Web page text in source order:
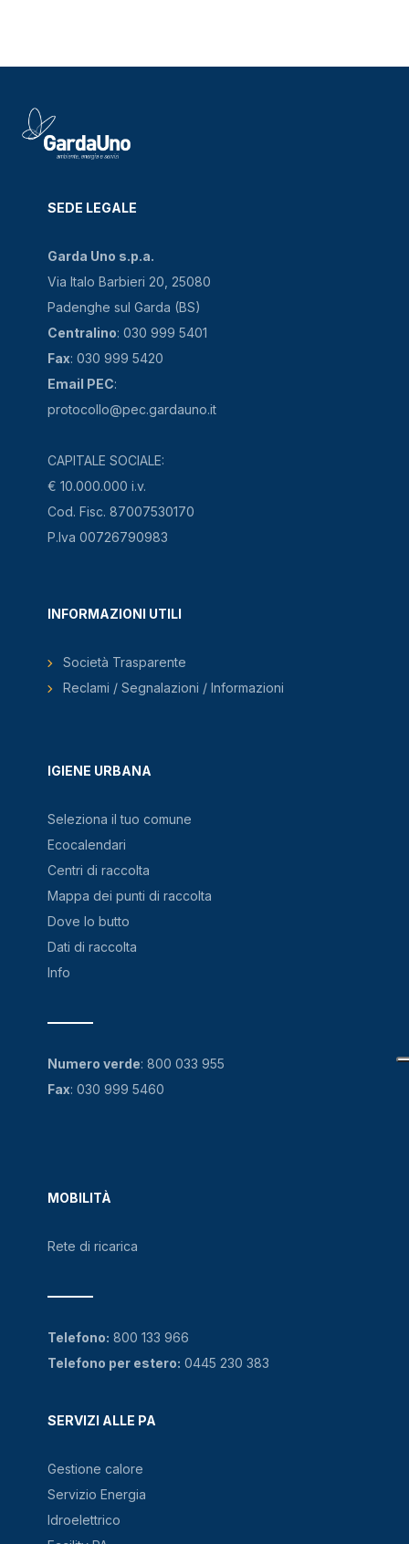
SEDE LEGALE
Garda Uno s.p.a.
Via Italo Barbieri 20, 25080
Padenghe sul Garda (BS)
Centralino: 030 999 5401
Fax: 030 999 5420
Email PEC:
protocollo@pec.gardauno.it
CAPITALE SOCIALE:
€ 10.000.000 i.v.
Cod. Fisc. 87007530170
P.Iva 00726790983
IGIENE URBANA
Seleziona il tuo comune
Ecocalendari
Centri di raccolta
Mappa dei punti di raccolta
Dove lo butto
Dati di raccolta
Info
MOBILITÀ
Rete di ricarica
SERVIZI ALLE PA
Gestione calore
Servizio Energia
Idroelettrico
INFORMAZIONI UTILI
Società Trasparente
Reclami / Segnalazioni / Informazioni
Numero verde: 800 033 955
Fax: 030 999 5460
Telefono: 800 133 966
Telefono per estero: 0445 230 383